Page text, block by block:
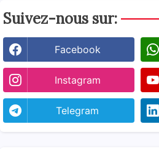
Suivez-nous sur:
Facebook
Instagram
Telegram